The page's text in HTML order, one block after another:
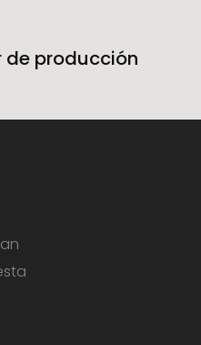
de producción